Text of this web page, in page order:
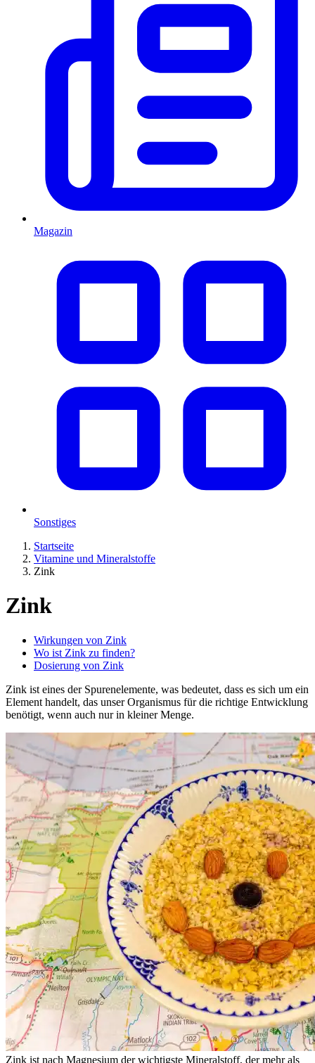
Magazin
Sonstiges
Startseite
Vitamine und Mineralstoffe
Zink
Zink
Wirkungen von Zink
Wo ist Zink zu finden?
Dosierung von Zink
Zink ist eines der Spurenelemente, was bedeutet, dass es sich um ein
Element handelt, das unser Organismus für die richtige Entwicklung
benötigt, wenn auch nur in kleiner Menge.
Zink ist nach Magnesium der wichtigste Mineralstoff, der mehr als